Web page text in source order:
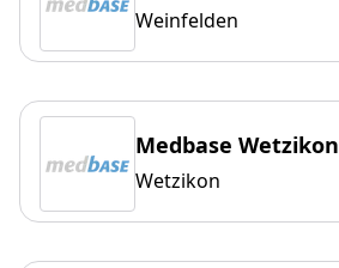
Weinfelden
Medbase Wetzikon
Wetzikon